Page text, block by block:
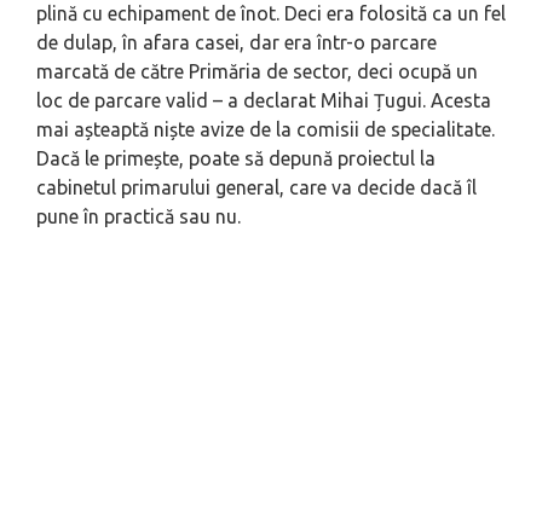
plină cu echipament de înot. Deci era folosită ca un fel
de dulap, în afara casei, dar era într-o parcare
marcată de către Primăria de sector, deci ocupă un
loc de parcare valid – a declarat Mihai Țugui. Acesta
mai așteaptă niște avize de la comisii de specialitate.
Dacă le primește, poate să depună proiectul la
cabinetul primarului general, care va decide dacă îl
pune în practică sau nu.